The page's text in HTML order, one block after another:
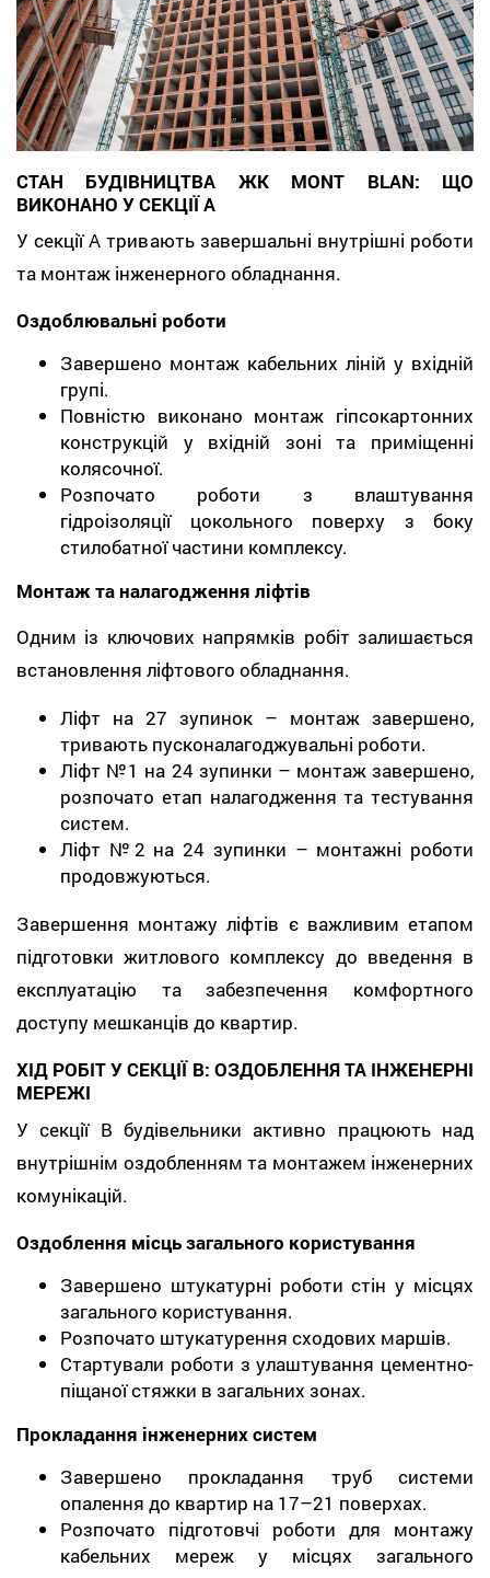
СТАН БУДІВНИЦТВА ЖК MONT BLAN: ЩО
ВИКОНАНО У СЕКЦІЇ А
У секції А тривають завершальні внутрішні роботи
та монтаж інженерного обладнання.
Оздоблювальні роботи
Завершено монтаж кабельних ліній у вхідній
групі.
Повністю виконано монтаж гіпсокартонних
конструкцій у вхідній зоні та приміщенні
колясочної.
Розпочато роботи з влаштування
гідроізоляції цокольного поверху з боку
стилобатної частини комплексу.
Монтаж та налагодження ліфтів
Одним із ключових напрямків робіт залишається
встановлення ліфтового обладнання.
Ліфт на 27 зупинок – монтаж завершено,
тривають пусконалагоджувальні роботи.
Ліфт №1 на 24 зупинки – монтаж завершено,
розпочато етап налагодження та тестування
систем.
Ліфт №2 на 24 зупинки – монтажні роботи
продовжуються.
Завершення монтажу ліфтів є важливим етапом
підготовки житлового комплексу до введення в
експлуатацію та забезпечення комфортного
доступу мешканців до квартир.
ХІД РОБІТ У СЕКЦІЇ В: ОЗДОБЛЕННЯ ТА ІНЖЕНЕРНІ
МЕРЕЖІ
У секції В будівельники активно працюють над
внутрішнім оздобленням та монтажем інженерних
комунікацій.
Оздоблення місць загального користування
Завершено штукатурні роботи стін у місцях
загального користування.
Розпочато штукатурення сходових маршів.
Стартували роботи з улаштування цементно-
піщаної стяжки в загальних зонах.
Прокладання інженерних систем
Завершено прокладання труб системи
опалення до квартир на 17–21 поверхах.
Розпочато підготовчі роботи для монтажу
кабельних мереж у місцях загального